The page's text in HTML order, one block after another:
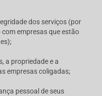
dos serviços (por
empresas que estão
a propriedade e a
empresas coligadas;
pessoal de seus